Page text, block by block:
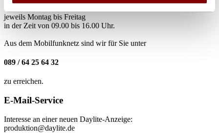
jeweils Montag bis Freitag
in der Zeit von 09.00 bis 16.00 Uhr.
Aus dem Mobilfunknetz sind wir für Sie unter
089 / 64 25 64 32
zu erreichen.
E-Mail-Service
Interesse an einer neuen Daylite-Anzeige:
produktion@daylite.de